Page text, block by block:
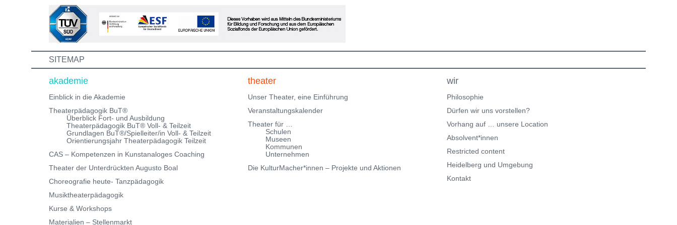
Weiterbildungen und erhalte eine Einladung zum
Informations- und Aufnahmeworkshop. Bei Fragen,
schreibe uns einfach eine Mail an:
info@theaterwerkstatt-heidelberg.de Wir freuen uns auf
Klingenteichstraße verfügen. Hinweise über
Parkmöglichkeiten findest Du hier:
SITEMAP
akademie
Einblick in die Akademie
Theaterpädagogik BuT®
Überblick Fort- und Ausbildung
Theaterpädagogik BuT® Voll- & Teilzeit
Grundlagen BuT®/Spielleiter/in Voll- & Teilzeit
Orientierungsjahr Theaterpädagogik Teilzeit
CAS – Kompetenzen in Kunstanaloges Coaching
Theater der Unterdrückten Augusto Boal
Choreografie heute- Tanzpädagogik
Musiktheaterpädagogik
Kurse & Workshops
Materialien – Stellenmarkt
theater
Unser Theater, eine Einführung
Veranstaltungskalender
Theater für …
Schulen
Museen
Kommunen
Unternehmen
Die KulturMacher*innen – Projekte und Aktionen
wir
Philosophie
Dürfen wir uns vorstellen?
Vorhang auf … unsere Location
Absolvent*innen
Restricted content
Heidelberg und Umgebung
Kontakt